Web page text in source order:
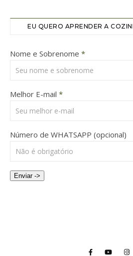
EU QUERO APRENDER A
Nome e Sobrenome *
Melhor E-mail *
Número de WHATSAPP (opcional)
Enviar ->